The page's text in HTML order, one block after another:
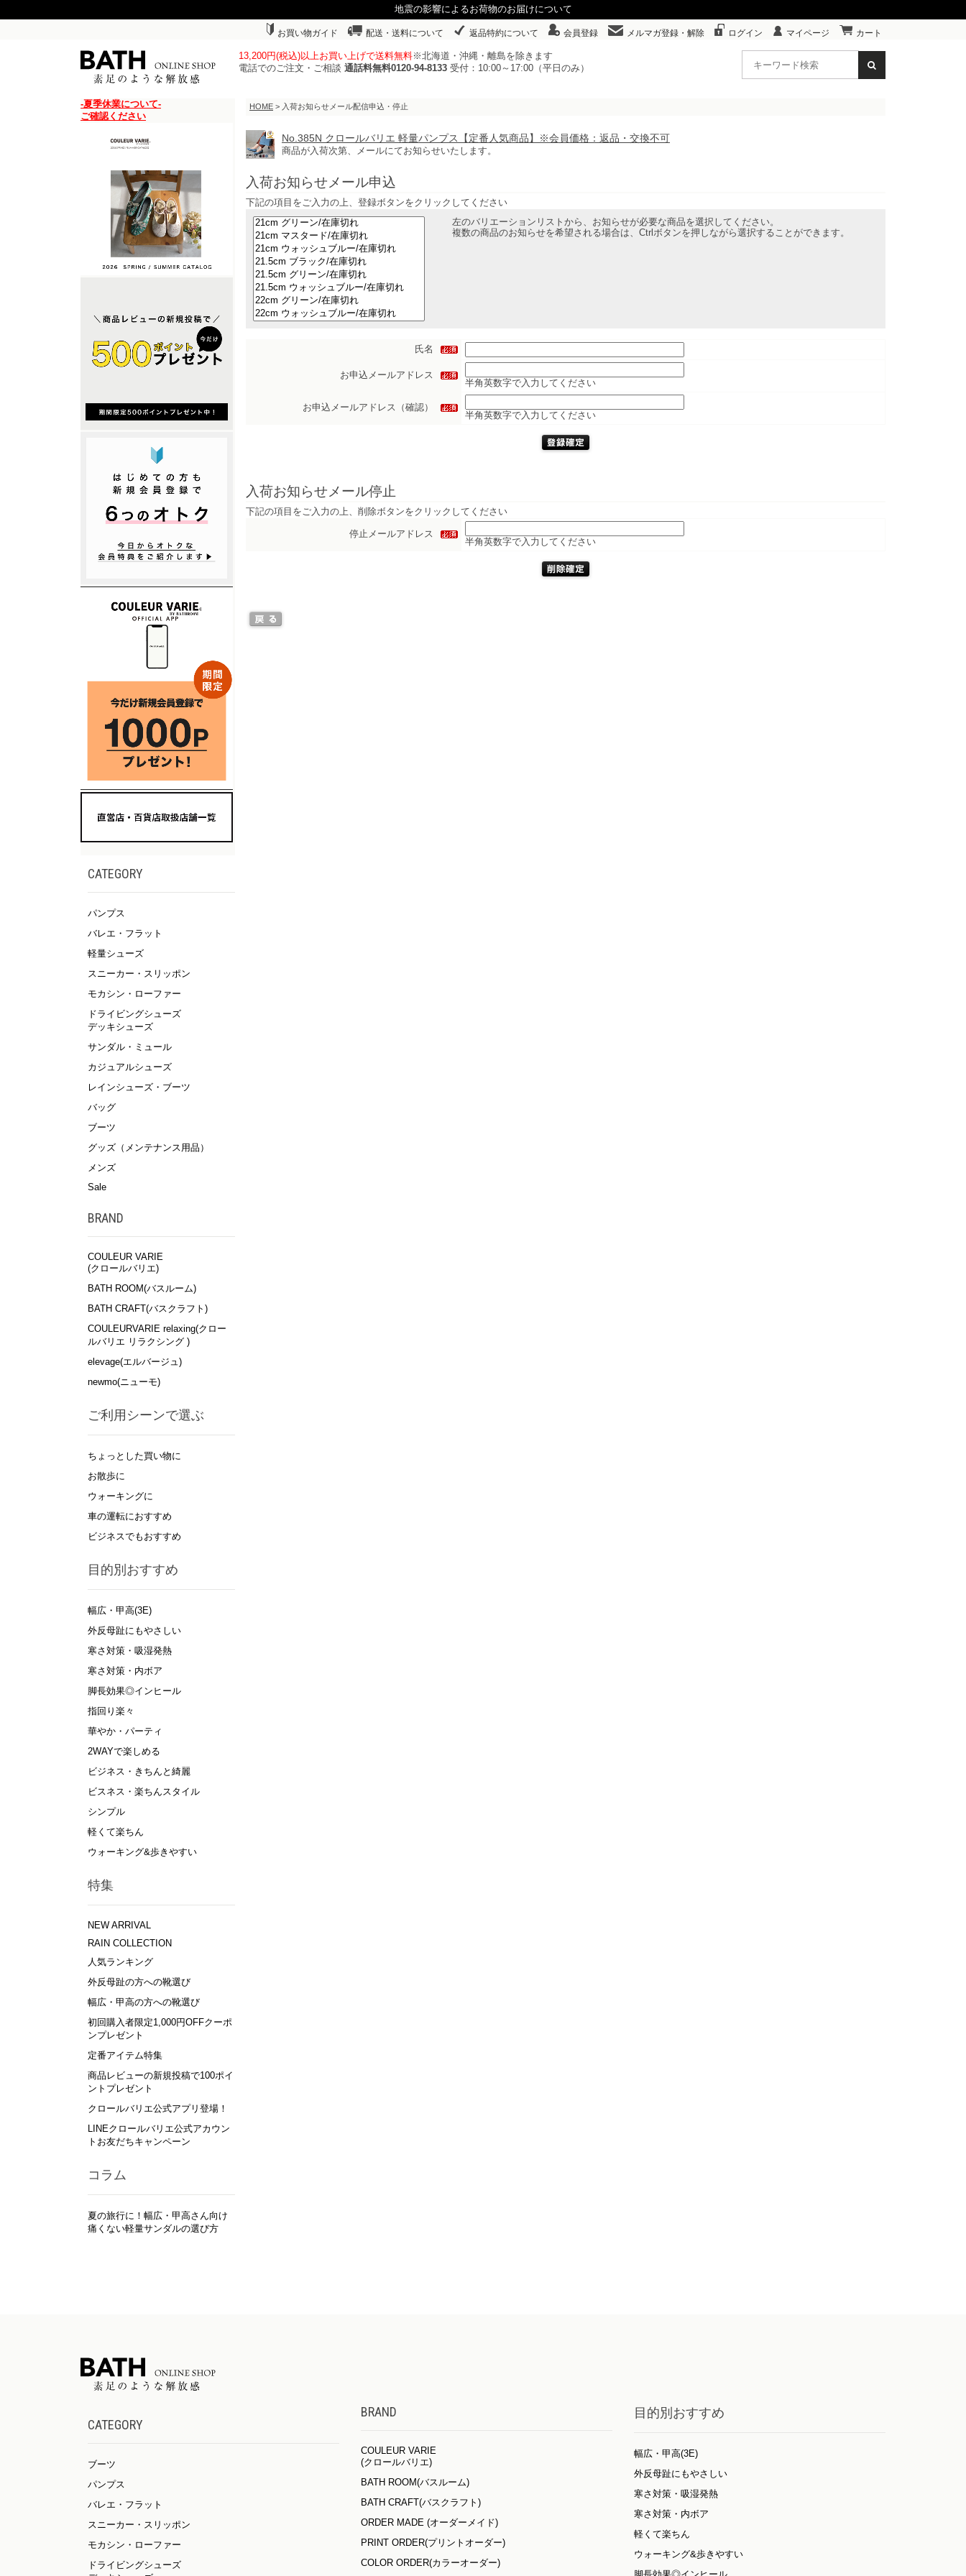
地震の影響によるお荷物のお届けについて
お買い物ガイド 配送・送料について 返品特約について 会員登録 メルマガ登録・解除 ログイン マイページ カート
13,200円(税込)以上お買い上げで送料無料※北海道・沖縄・離島を除きます
電話でのご注文・ご相談 通話料無料0120-94-8133 受付：10:00～17:00（平日のみ）
-夏季休業について-
ご確認ください
CATEGORY
パンプス
バレエ・フラット
軽量シューズ
スニーカー・スリッポン
モカシン・ローファー
ドライビングシューズ
デッキシューズ
サンダル・ミュール
カジュアルシューズ
レインシューズ・ブーツ
バッグ
ブーツ
グッズ（メンテナンス用品）
メンズ
Sale
BRAND
COULEUR VARIE
(クロールバリエ)
BATH ROOM(バスルーム)
BATH CRAFT(バスクラフト)
COULEURVARIE relaxing(クロー
ルバリエ リラクシング )
elevage(エルバージュ)
newmo(ニューモ)
ご利用シーンで選ぶ
ちょっとした買い物に
お散歩に
ウォーキングに
車の運転におすすめ
ビジネスでもおすすめ
目的別おすすめ
幅広・甲高(3E)
外反母趾にもやさしい
寒さ対策・吸湿発熱
寒さ対策・内ボア
脚長効果◎インヒール
指回り楽々
華やか・パーティ
2WAYで楽しめる
ビジネス・きちんと綺麗
ビスネス・楽ちんスタイル
シンプル
軽くて楽ちん
ウォーキング&歩きやすい
特集
NEW ARRIVAL
RAIN COLLECTION
人気ランキング
外反母趾の方への靴選び
幅広・甲高の方への靴選び
初回購入者限定1,000円OFFクーポ
ンプレゼント
定番アイテム特集
商品レビューの新規投稿で100ポイ
ントプレゼント
クロールバリエ公式アプリ登場！
LINEクロールバリエ公式アカウン
トお友だちキャンペーン
コラム
夏の旅行に！幅広・甲高さん向け
痛くない軽量サンダルの選び方
HOME > 入荷お知らせメール配信申込・停止
No.385N クロールバリエ 軽量パンプス【定番人気商品】※会員価格：返品・交換不可
商品が入荷次第、メールにてお知らせいたします。
入荷お知らせメール申込
下記の項目をご入力の上、登録ボタンをクリックしてください
左のバリエーションリストから、お知らせが必要な商品を選択してください。
複数の商品のお知らせを希望される場合は、Ctrlボタンを押しながら選択することができます。
氏名
お申込メールアドレス
半角英数字で入力してください
お申込メールアドレス（確認）
半角英数字で入力してください
入荷お知らせメール停止
下記の項目をご入力の上、削除ボタンをクリックしてください
停止メールアドレス
半角英数字で入力してください
CATEGORY
ブーツ
パンプス
バレエ・フラット
スニーカー・スリッポン
モカシン・ローファー
ドライビングシューズ
BRAND
COULEUR VARIE
(クロールバリエ)
BATH ROOM(バスルーム)
BATH CRAFT(バスクラフト)
ORDER MADE (オーダーメイド)
PRINT ORDER(プリントオーダー)
COLOR ORDER(カラーオーダー)
目的別おすすめ
幅広・甲高(3E)
外反母趾にもやさしい
寒さ対策・吸湿発熱
寒さ対策・内ボア
軽くて楽ちん
ウォーキング&歩きやすい